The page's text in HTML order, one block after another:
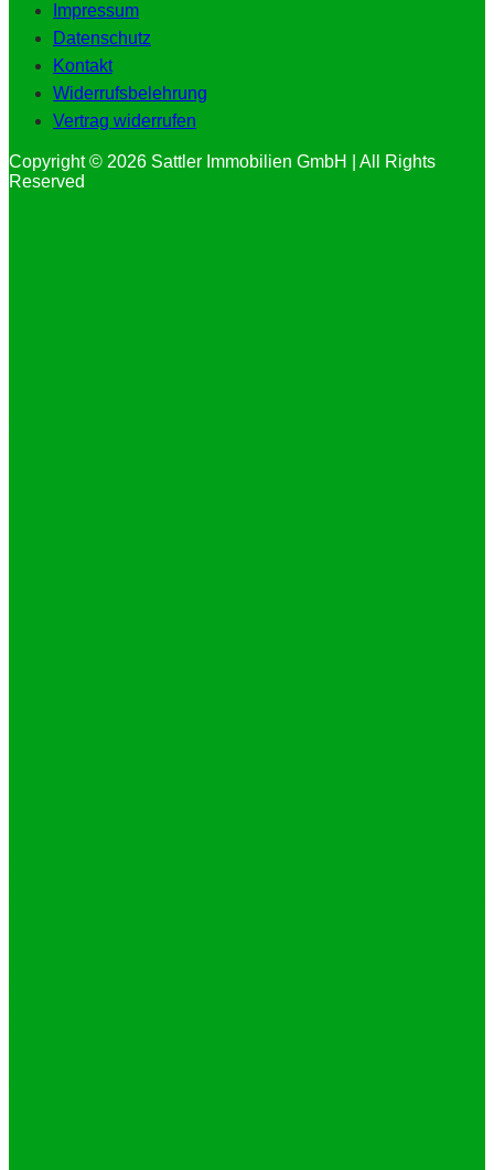
Impressum
Datenschutz
Kontakt
Widerrufsbelehrung
Vertrag widerrufen
Copyright © 2026 Sattler Immobilien GmbH | All Rights
Reserved